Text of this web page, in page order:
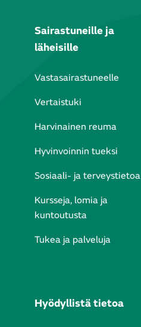
Sairastuneille ja
läheisille
Vastasairastuneelle
Vertaistuki
Harvinainen reuma
Hyvinvoinnin tueksi
Sosiaali- ja terveystietoa
Kursseja, lomia ja
kuntoutusta
Tukea ja palveluja
Hyödyllistä tietoa